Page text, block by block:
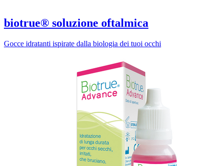
biotrue® soluzione oftalmica
Gocce idratanti ispirate dalla biologia dei tuoi occhi